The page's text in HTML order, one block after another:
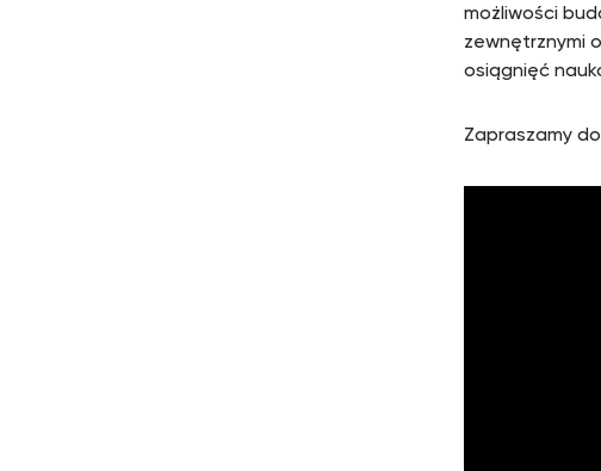
możliwości
zewnętrznymi
osiągnięć
Zapraszamy